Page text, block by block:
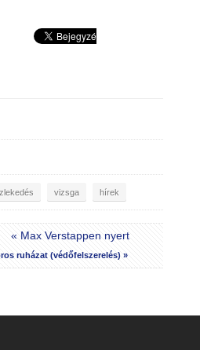
vizsga hírek
« Max Verstappen nyert
ruházat (védőfelszerelés) »